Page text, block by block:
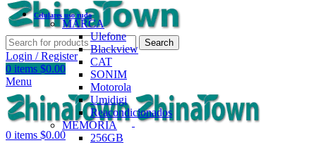
Search
Login / Register
0 items $0.00
Menu
0 items $0.00
Celulares uso rudo
MARCA
Ulefone
Blackview
CAT
SONIM
Motorola
Umidigi
Reacondicionados
MEMORIA
256GB